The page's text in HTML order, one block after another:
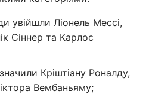
увійшли Ліонель Мессі,
Сіннер та Карлос
Кріштіану Роналду,
Вембаньяму;